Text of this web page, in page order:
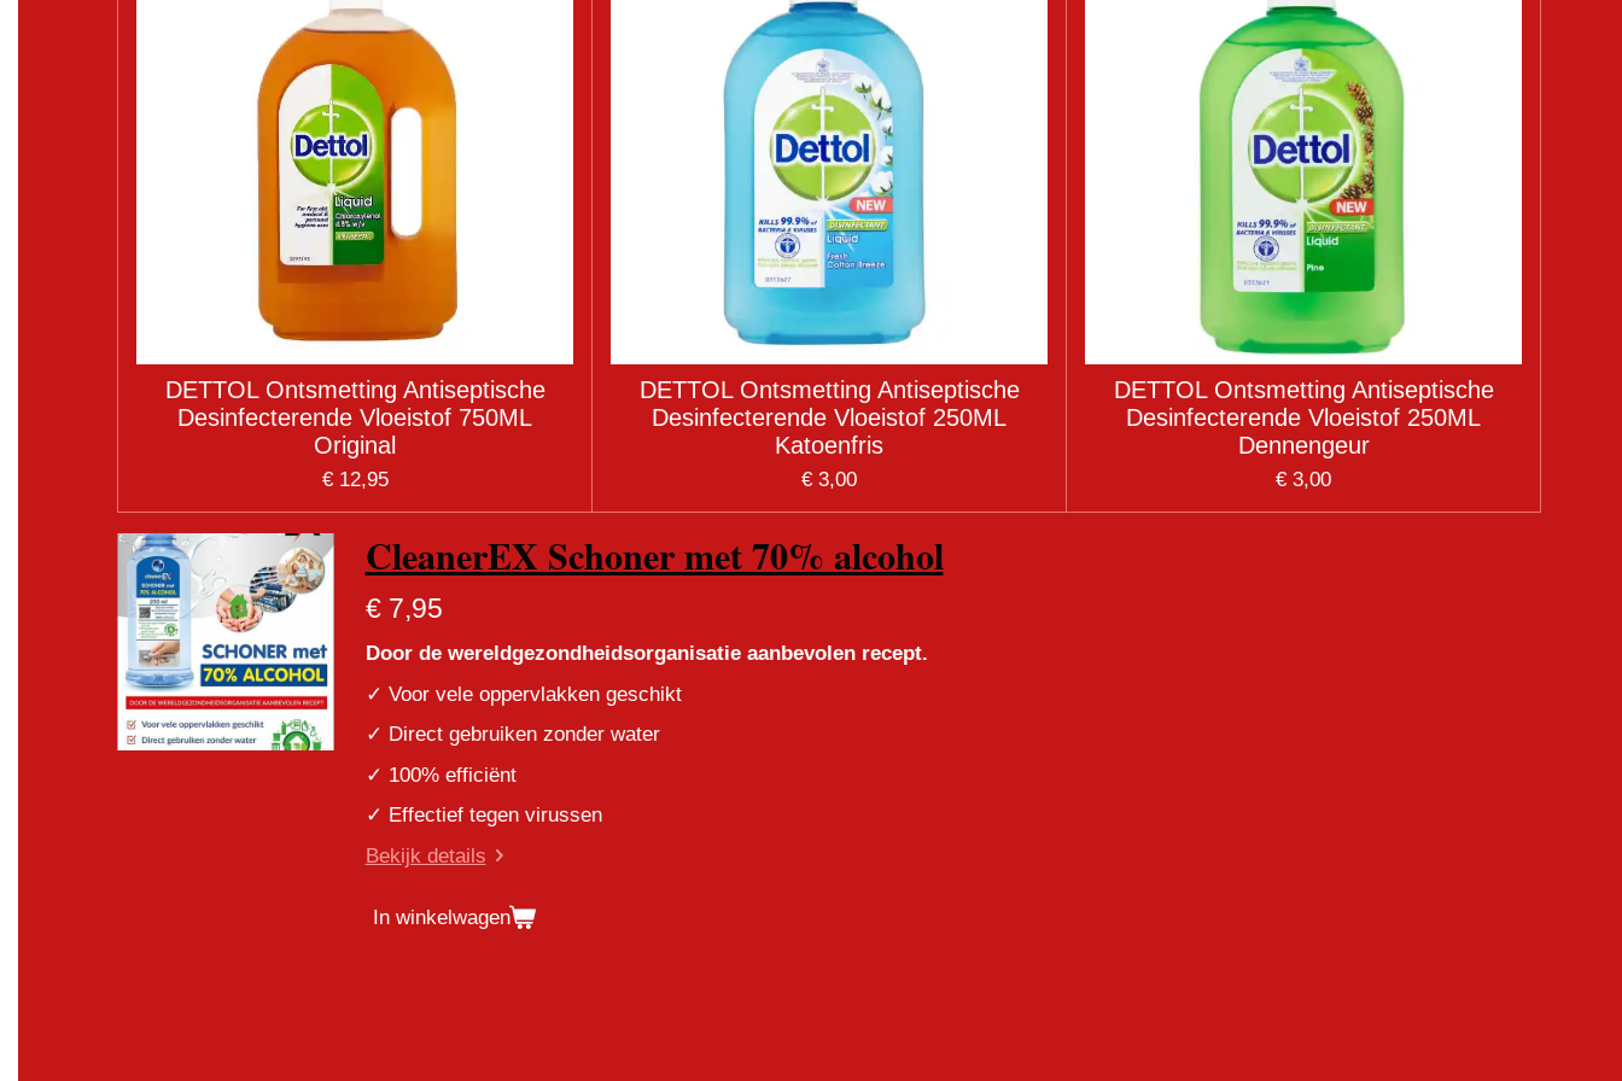
DETTOL Ontsmetting Antiseptische
Desinfecterende Vloeistof 750ML
Original
€ 12,95
DETTOL Ontsmetting Antiseptische
Desinfecterende Vloeistof 250ML
Katoenfris
€ 3,00
DETTOL Ontsmetting Antiseptische
Desinfecterende Vloeistof 250ML
Dennengeur
€ 3,00
CleanerEX Schoner met 70% alcohol
€ 7,95
Door de wereldgezondheidsorganisatie aanbevolen recept.
✓ Voor vele oppervlakken geschikt
✓ Direct gebruiken zonder water
✓ 100% efficiënt
✓ Effectief tegen virussen
Bekijk details
In winkelwagen